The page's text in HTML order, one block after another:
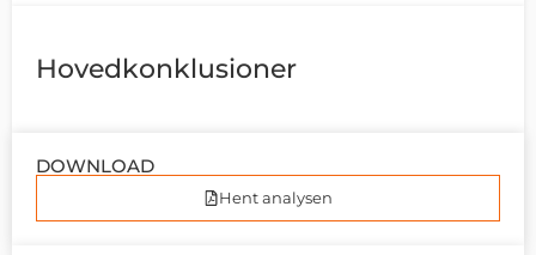
Hovedkonklusioner
DOWNLOAD
Hent analysen